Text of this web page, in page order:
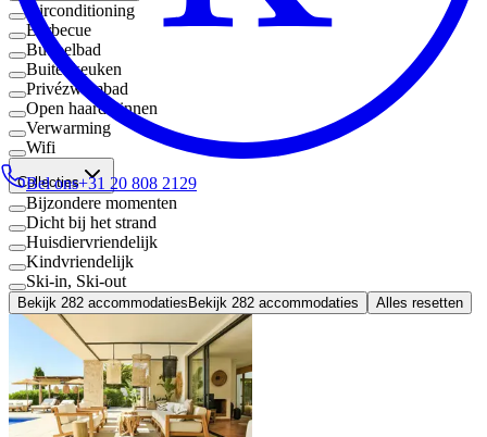
Bel ons+31 20 808 2129
Airconditioning
Barbecue
Bubbelbad
Buitenkeuken
Privézwembad
Open haard binnen
Verwarming
Wifi
Collecties
Bijzondere momenten
Dicht bij het strand
Huisdiervriendelijk
Kindvriendelijk
Ski-in, Ski-out
Bekijk 282 accommodaties Bekijk 282 accommodaties Alles resetten